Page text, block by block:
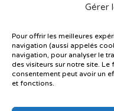
Gérer
Pour offrir les meilleures
navigation (aussi appelés
navigation, pour analyser le
des visiteurs sur notre site.
consentement peut avoir un
et fonctions.